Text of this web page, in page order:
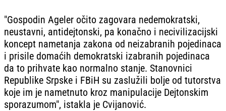
"Gospodin Ageler očito zagovara nedemokratski,
neustavni, antidejtonski, pa konačno i necivilizacijski
koncept nametanja zakona od neizabranih pojedinaca
i prisile domaćih demokratski izabranih pojedinaca
da to prihvate kao normalno stanje. Stanovnici
Republike Srpske i FBiH su zaslužili bolje od tutorstva
koje im je nametnuto kroz manipulacije Dejtonskim
sporazumom", istakla je Cvijanović.